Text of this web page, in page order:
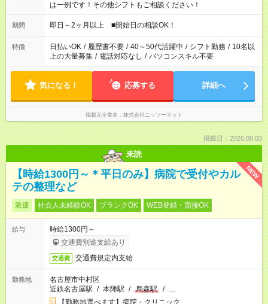
は一例です！その他シフトもご相談ください！
期間 即日～2ヶ月以上 ■開始日の相談OK！
特徴 日払いOK / 履歴書不要 / 40～50代活躍中 / シフト勤務 / 10名以
上の大量募集 / 電話対応なし / パソコンスキル不要
気になる！ 応募する 詳細へ
掲載元企業名 株式会社ニッソーネット
掲載日：2026.08.03
未読
NEW
【時給1300円～＊平日のみ】病院で受付やカル
テの整理など
派遣 社会人未経験OK ブランクOK WEB登録・面接OK
給与
時給1300円～
交通費別途支給あり
交通費 交通費規定内支給
勤務地
名古屋市中村区
近鉄名古屋駅 / 本陣駅 / 烏森駅 / …
【勤務地選べます】病院・クリニック